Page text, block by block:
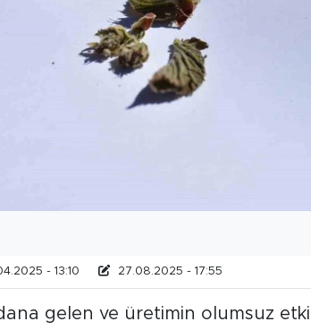
- 13:10 27.08.2025 - 17:55
gelen ve üretimin olumsuz